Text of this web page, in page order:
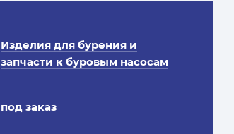
Изделия для бурения и
запчасти к буровым насосам
под заказ